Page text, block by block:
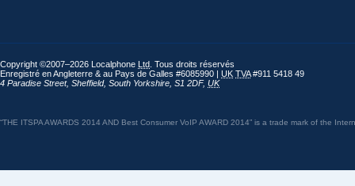
Copyright ©2007–2026 Localphone Ltd . Tous droits réservés
Enregistré en Angleterre & au Pays de Galles #6085990 | UK TVA#911 5418 49
4 Paradise Street, Sheffield, South Yorkshire S1 2DF, UK
“THE ITSPA AWARDS 2014 AND Best Consumer VoIP AWARD 2014” is a trade mark of the